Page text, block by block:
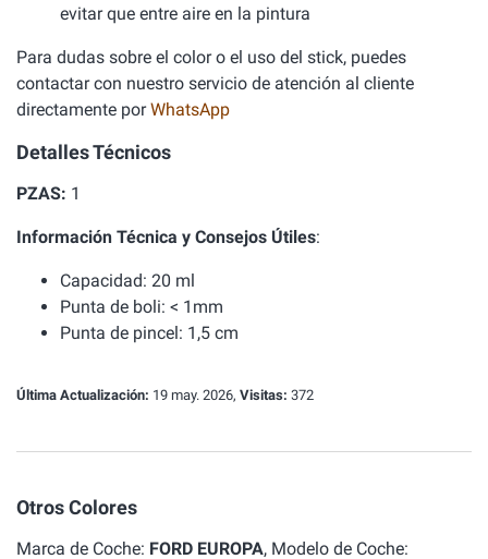
evitar que entre aire en la pintura
Para dudas sobre el color o el uso del stick, puedes
contactar con nuestro servicio de atención al cliente
directamente porWhatsApp
Detalles Técnicos
PZAS: 1
Información Técnica y Consejos Útiles:
Capacidad: 20 ml
Punta de boli: < 1mm
Punta de pincel: 1,5 cm
Última Actualización: 19 may. 2026, Visitas: 372
Otros Colores
Marca de Coche: FORD EUROPA, Modelo de Coche: